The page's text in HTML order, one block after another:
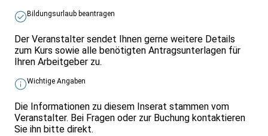
Bildungsurlaub beantragen
Der Veranstalter sendet Ihnen gerne weitere Details
zum Kurs sowie alle benötigten Antragsunterlagen für
Ihren Arbeitgeber zu.
Wichtige Angaben
Die Informationen zu diesem Inserat stammen vom
Veranstalter. Bei Fragen oder zur Buchung kontaktieren
Sie ihn bitte direkt.